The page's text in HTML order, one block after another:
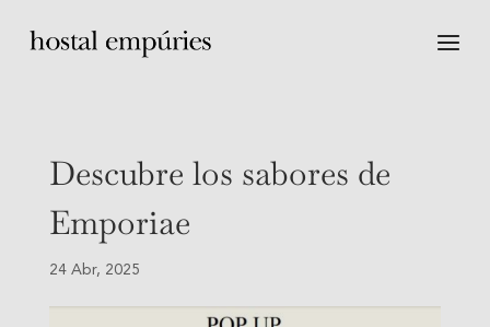
Descubre los sabores de
Emporiae
24 Abr, 2025